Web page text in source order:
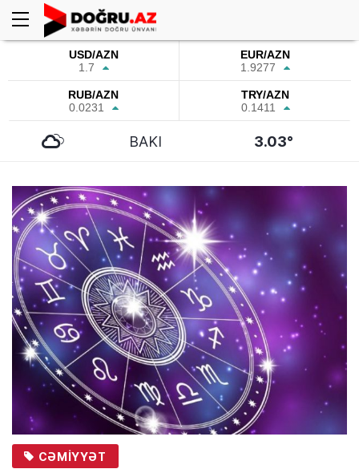
USD/AZN
1.7
EUR/AZN
1.9277
RUB/AZN
0.0231
TRY/AZN
0.1411
BAKI 3.03°
CƏMIYYƏT